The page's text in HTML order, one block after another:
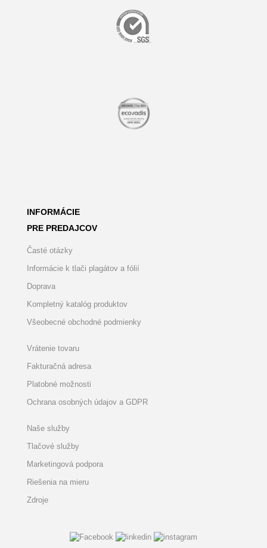
INFORMÁCIE
PRE PREDAJCOV
Časté otázky
Informácie k tlači plagátov a fólií
Doprava
Kompletný katalóg produktov
Všeobecné obchodné podmienky
Vrátenie tovaru
Fakturačná adresa
Platobné možnosti
Ochrana osobných údajov a GDPR
Naše služby
Tlačové služby
Marketingová podpora
Riešenia na mieru
Zdroje